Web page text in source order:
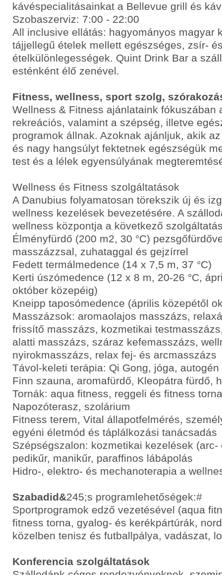
kávéspecialitásainkat a Bellevue grill és
Szobaszerviz: 7:00 - 22:00
All inclusive ellátás: hagyományos magyar
tájjellegű ételek mellett egészséges, zsír-
ételkülönlegességek. Quint Drink Bar a
esténként élő zenével.
Fitness, wellness, sport szolg,
Wellness & Fitness ajánlataink fókuszában
rekreációs, valamint a szépség, illetve
programok állnak. Azoknak ajánljuk, akik
és nagy hangsúlyt fektetnek egészségük
test és a lélek egyensúlyának
Wellness és Fitness szolgáltatások
A Danubius folyamatosan törekszik új és
wellness kezelések bevezetésére. A
wellness központja a következő
Élményfürdő (200 m2, 30 °C)
masszázzsal, zuhataggal és gejzírrel
Fedett termálmedence (14 x 7,5 m, 37 °C)
Kerti úszómedence (12 x 8 m, 20-26 °C,
október közepéig)
Kneipp taposómedence (április közepétől
Masszázsok: aromaolajos masszázs,
frissítő masszázs, kozmetikai
alatti masszázs, száraz kefemasszázs,
nyirokmasszázs, relax fej- és arcmasszázs
Távol-keleti terápia: Qi Gong, jóga, autogén
Finn szauna, aromafürdő, Kleopátra fürdő,
Tornák: aqua fitness, reggeli és fitness torna
Napozóterasz, szolárium
Fitness terem, Vital állapotfelmérés,
egyéni életmód és táplálkozási tanácsadás
Szépségszalon: kozmetikai kezelések
pedikűr, manikűr, paraffinos lábápolás
Hidro-, elektro- és mechanoterapia a
Szabadid&245;s programlehetőségek:#
Sportprogramok edző vezetésével (aqua
fitness torna, gyalog- és kerékpártúrák,
közelben tenisz és futballpálya, vadászat,
Konferencia szolgáltatások